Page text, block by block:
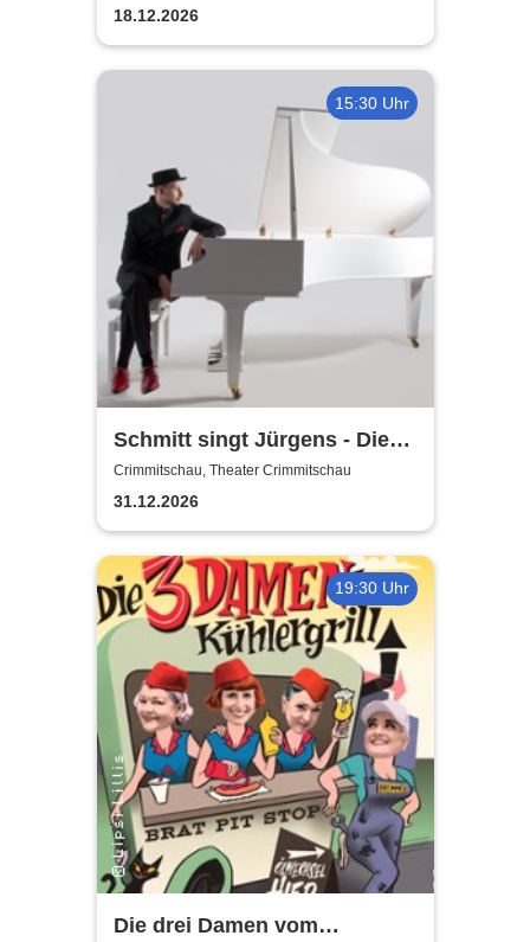
18.12.2026
15:30 Uhr
Schmitt singt Jürgens - Die
Udo Jürgens Show Trio
Ensemble
Crimmitschau, Theater Crimmitschau
31.12.2026
19:30 Uhr
Die drei Damen vom